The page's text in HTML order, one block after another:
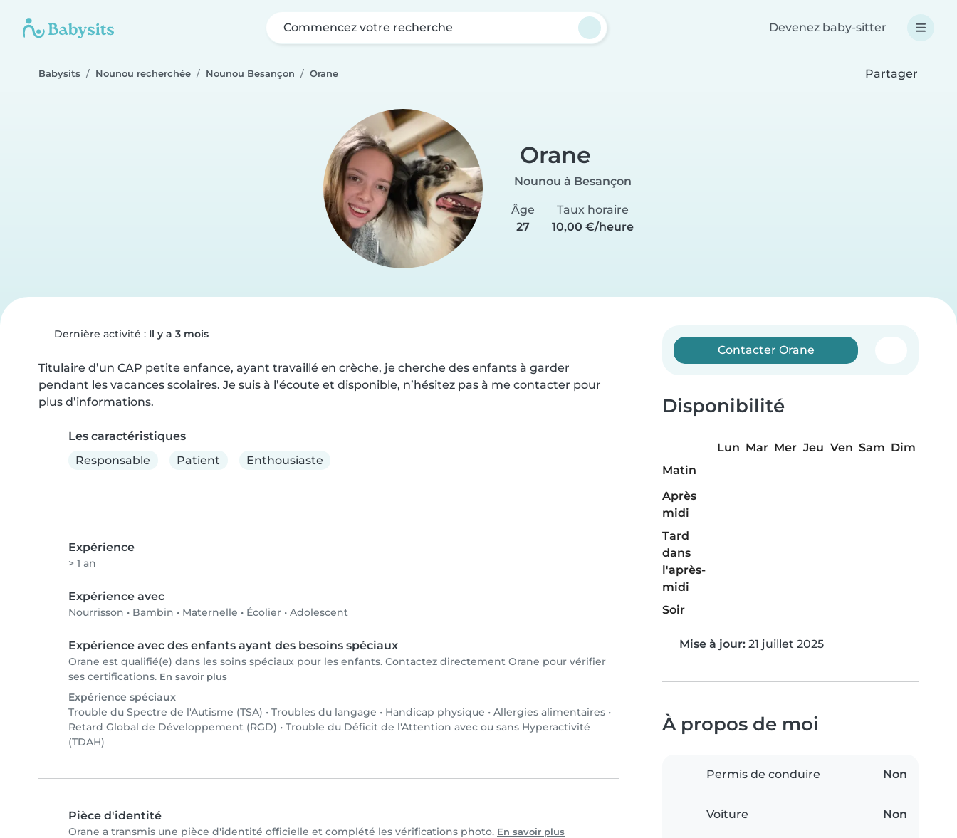
Commencez votre recherche Devenez baby-sitter
Babysits Nounou recherchée Nounou Besançon Orane Partager
Orane
Nounou à Besançon
Âge
27
Taux horaire
10,00 €/heure
Dernière activité : Il y a 3 mois
Titulaire d’un CAP petite enfance, ayant travaillé en crèche, je cherche des enfants à garder
pendant les vacances scolaires. Je suis à l’écoute et disponible, n’hésitez pas à me contacter pour
plus d’informations.
Les caractéristiques
Responsable
Patient Enthousiaste
Expérience
> 1 an
Expérience avec
Nourrisson • Bambin • Maternelle • Écolier • Adolescent
Expérience avec des enfants ayant des besoins spéciaux
Orane est qualifié(e) dans les soins spéciaux pour les enfants. Contactez directement Orane pour vérifier
ses certifications. En savoir plus
Expérience spéciaux
Trouble du Spectre de l'Autisme (TSA) • Troubles du langage • Handicap physique • Allergies alimentaires •
Retard Global de Développement (RGD) • Trouble du Déficit de l'Attention avec ou sans Hyperactivité
(TDAH)
Pièce d'identité
Orane a transmis une pièce d'identité officielle et complété les vérifications photo. En savoir plus
Contacter Orane
Disponibilité
Lun Mar Mer Jeu Ven Sam Dim
Matin
Après
midi
Tard
dans
l'après-
midi
Soir
Mise à jour: 21 juillet 2025
À propos de moi
Permis de conduire Non
Voiture Non